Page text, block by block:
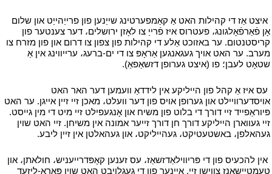
איצט אַז די קהילות האט אַ קאַמפערטינג שייַנען פון פרייַהייַט און שלום
אָן פֿאַרפֿאָלגונג، פעטרוס איז פֿרייַ צו לאָזן ירושלים، דער צענטער פון
קריסטנטום. ער באזוכט אַלע די קהילות פון צפון צו דרום און פון מזרח צו
מערב. ער האט אויך געגאנגען אַראָפּ צו די ים-ברעג، ערייווינג אין אַ
שטאָט לעבן؛ פו (איצט גערופן דזשאַפאַ).
עס איז אַ קהל פון הייליקע אין לידדאַ וועמען דער האר האט
אויסדערוויילט און גערופן אויס פון דער וועלט، מאכן זיי זיין אייגן. ער האט
פּיוראַפייד זיי דורך די בלוט פון משיח און אָנגעפילט זיי מיט די מין גייסט.
זיי געווארן הייליקע דורך חן דורך זייער אמונה אין משיחן. זיי האט שוין
געהאלפן، באשטעטיקט، געהייליקט، און געהאלטן אין זיין ליבע.
אין להכעיס פון די פּריווילאַדזשאַז، עס זענען קאָפּדרייעניש، חולאתן، און
טעמטיישאַנז צווישן זיי. איינער פון די געגלויבט האט שוין פּאַראַ-ליזעד